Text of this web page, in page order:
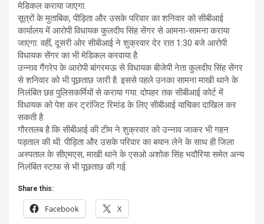
मेडिकल कराया जाएगा.
सूत्रों के मुताबिक, पीड़िता और उसके परिवार का शनिवार को सीबीआई
कार्यालय में आरोपी विधायक कुलदीप सिंह सेंगर से आमना-सामना कराया
जाएगा. वहीं, दूसरी ओर सीबीआई ने शुक्रवार देर रात 1:30 बजे आरोपी
विधायक सेंगर का भी मेडिकल करवाया है.
उन्नाव गैंगरेप के आरोपी बांगरमऊ से विधायक बीजेपी नेता कुलदीप सिंह सेंगर
से शनिवार को भी पूछताछ जारी है. इससे पहले उनका सामना माखी थाने के
निलंबित छह पुलिसकर्मियों से कराया गया. दोपहर तक सीबीआई कोर्ट में
विधायक को पेश कर ट्रांजिट रिमांड के लिए सीबीआई याचिका दाखिल कर
सकती है.
गौरतलब है कि सीबीआई की टीम ने शुक्रवार को उन्नाव जाकर भी गहन
पड़ताल की थी. पीड़िता और उसके परिवार का बयान लेने के साथ ही जिला
अस्पताल के सीएमएस, माखी थाने के एसओ अशोक सिंह भदौरिया समेत अन्य
निलंबित स्टाफ से भी पूछताछ की गई.
Share this:
Facebook X